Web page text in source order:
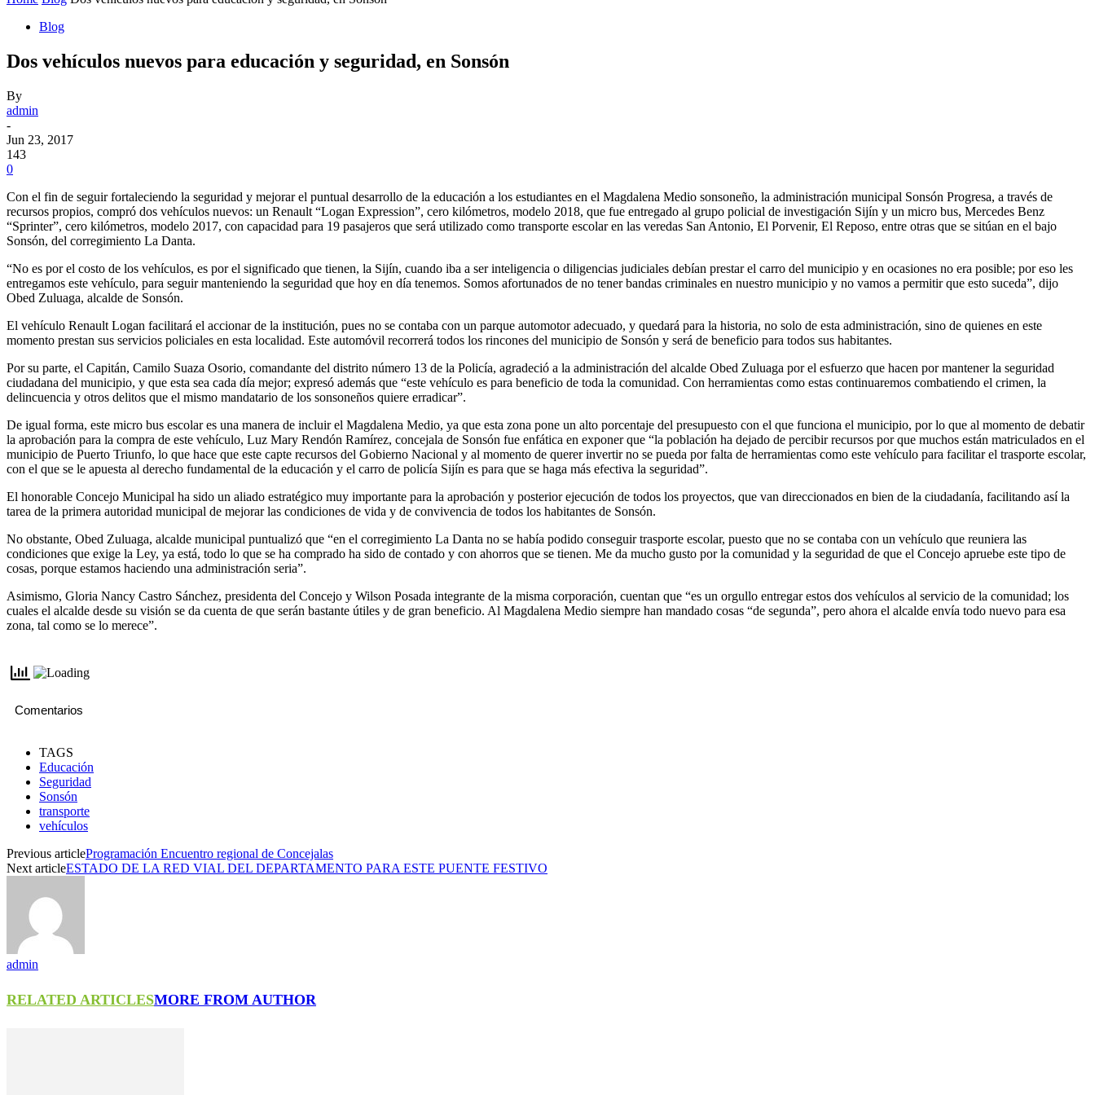
Blog
Dos vehículos nuevos para educación y seguridad, en Sonsón
By
admin
-
Jun 23, 2017
143
0
Con el fin de seguir fortaleciendo la seguridad y mejorar el puntual desarrollo de la educación a los estudiantes en el Magdalena Medio sonsoneño, la administración municipal Sonsón Progresa, a través de
recursos propios, compró dos vehículos nuevos: un Renault “Logan Expression”, cero kilómetros, modelo 2018, que fue entregado al grupo policial de investigación Sijín y un micro bus, Mercedes Benz
“Sprinter”, cero kilómetros, modelo 2017, con capacidad para 19 pasajeros que será utilizado como transporte escolar en las veredas San Antonio, El Porvenir, El Reposo, entre otras que se sitúan en el bajo
Sonsón, del corregimiento La Danta.
“No es por el costo de los vehículos, es por el significado que tienen, la Sijín, cuando iba a ser inteligencia o diligencias judiciales debían prestar el carro del municipio y en ocasiones no era posible; por eso les
entregamos este vehículo, para seguir manteniendo la seguridad que hoy en día tenemos. Somos afortunados de no tener bandas criminales en nuestro municipio y no vamos a permitir que esto suceda”, dijo
Obed Zuluaga, alcalde de Sonsón.
El vehículo Renault Logan facilitará el accionar de la institución, pues no se contaba con un parque automotor adecuado, y quedará para la historia, no solo de esta administración, sino de quienes en este
momento prestan sus servicios policiales en esta localidad. Este automóvil recorrerá todos los rincones del municipio de Sonsón y será de beneficio para todos sus habitantes.
Por su parte, el Capitán, Camilo Suaza Osorio, comandante del distrito número 13 de la Policía, agradeció a la administración del alcalde Obed Zuluaga por el esfuerzo que hacen por mantener la seguridad
ciudadana del municipio, y que esta sea cada día mejor; expresó además que “este vehículo es para beneficio de toda la comunidad. Con herramientas como estas continuaremos combatiendo el crimen, la
delincuencia y otros delitos que el mismo mandatario de los sonsoneños quiere erradicar”.
De igual forma, este micro bus escolar es una manera de incluir el Magdalena Medio, ya que esta zona pone un alto porcentaje del presupuesto con el que funciona el municipio, por lo que al momento de debatir
la aprobación para la compra de este vehículo, Luz Mary Rendón Ramírez, concejala de Sonsón fue enfática en exponer que “la población ha dejado de percibir recursos por que muchos están matriculados en el
municipio de Puerto Triunfo, lo que hace que este capte recursos del Gobierno Nacional y al momento de querer invertir no se pueda por falta de herramientas como este vehículo para facilitar el trasporte escolar,
con el que se le apuesta al derecho fundamental de la educación y el carro de policía Sijín es para que se haga más efectiva la seguridad”.
El honorable Concejo Municipal ha sido un aliado estratégico muy importante para la aprobación y posterior ejecución de todos los proyectos, que van direccionados en bien de la ciudadanía, facilitando así la
tarea de la primera autoridad municipal de mejorar las condiciones de vida y de convivencia de todos los habitantes de Sonsón.
No obstante, Obed Zuluaga, alcalde municipal puntualizó que “en el corregimiento La Danta no se había podido conseguir trasporte escolar, puesto que no se contaba con un vehículo que reuniera las
condiciones que exige la Ley, ya está, todo lo que se ha comprado ha sido de contado y con ahorros que se tienen. Me da mucho gusto por la comunidad y la seguridad de que el Concejo apruebe este tipo de
cosas, porque estamos haciendo una administración seria”.
Asimismo, Gloria Nancy Castro Sánchez, presidenta del Concejo y Wilson Posada integrante de la misma corporación, cuentan que “es un orgullo entregar estos dos vehículos al servicio de la comunidad; los
cuales el alcalde desde su visión se da cuenta de que serán bastante útiles y de gran beneficio. Al Magdalena Medio siempre han mandado cosas “de segunda”, pero ahora el alcalde envía todo nuevo para esa
zona, tal como se lo merece”.
Comentarios
TAGS
Educación
Seguridad
Sonsón
transporte
vehículos
Previous articleProgramación Encuentro regional de Concejalas
Next articleESTADO DE LA RED VIAL DEL DEPARTAMENTO PARA ESTE PUENTE FESTIVO
admin
RELATED ARTICLESMORE FROM AUTHOR